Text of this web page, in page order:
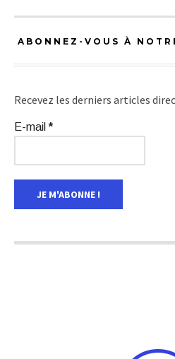
ABONNEZ-VOUS À
Recevez les derniers articles
E-mail*